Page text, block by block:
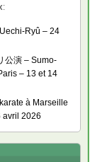
:
Ryû – 24
公演 – Sumo-
– 13 et 14
à Marseille
avril 2026